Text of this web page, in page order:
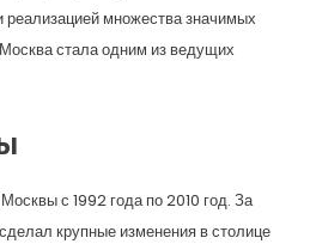
реализацией множества значимых
стала одним из ведущих
с 1992 года по 2010 год. За
крупные изменения в столице